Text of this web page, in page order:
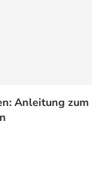
Anleitung zum